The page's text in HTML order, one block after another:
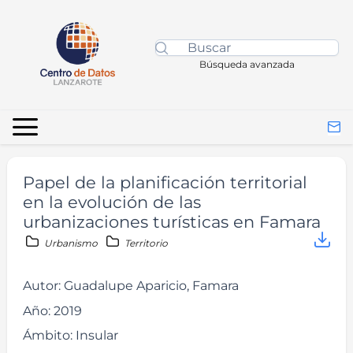
Búsqueda avanzada
Papel de la planificación territorial
en la evolución de las
urbanizaciones turísticas en Famara
Urbanismo Territorio
Autor: Guadalupe Aparicio, Famara
Año: 2019
Ámbito: Insular